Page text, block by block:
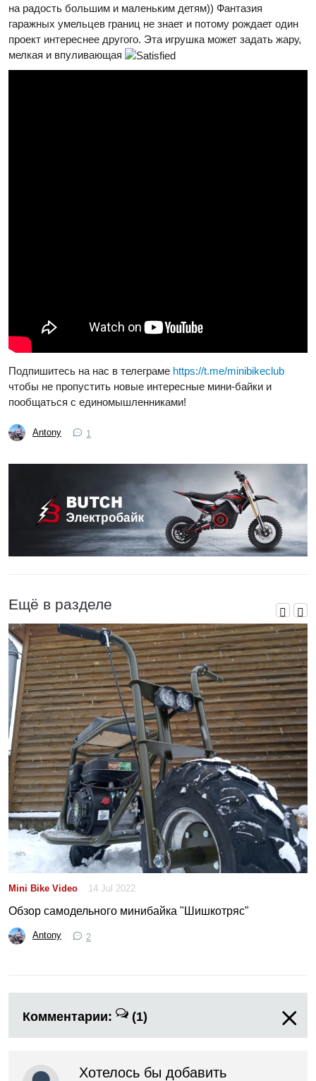
на радость большим и маленьким детям)) Фантазия
гаражных умельцев границ не знает и потому рождает один
проект интереснее другого. Эта игрушка может задать жару,
мелкая и впуливающая
Подпишитесь на нас в телеграме https://t.me/minibikeclub
чтобы не пропустить новые интересные мини-байки и
пообщаться с единомышленниками!
Antony 1
Ещё в разделе
Mini Bike Video 14 Jul 2022
Обзор самодельного минибайка "Шишкотряс"
Antony 2
Комментарии: (1)
Хотелось бы добавить